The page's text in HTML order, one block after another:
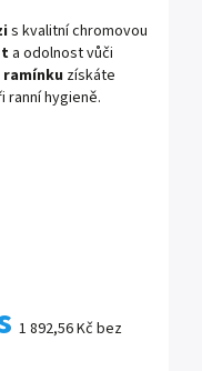
1 892,56 Kč bez
s kvalitní chromovou
a odolnost vůči
získáte
ranní hygieně.